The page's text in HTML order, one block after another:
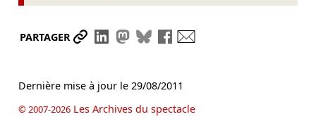
PARTAGER Partager le lien
Partager sur LinkedIn
Partager sur Mastodon
Partager sur Bluesky
Partager sur Facebook
Dernière mise à jour le 29/08/2011
© 2007-2026Les Archives du spectacle